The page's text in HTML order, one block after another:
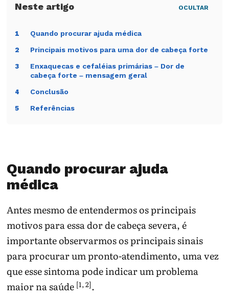
OCULTAR
1 Quando procurar ajuda médica
2 Principais motivos para uma dor de cabeça forte
3
Enxaquecas e cefaléias primárias – Dor de
cabeça forte – mensagem geral
4 Conclusão
5 Referências
Quando procurar ajuda
médica
Antes mesmo de entendermos os principais
motivos para essa dor de cabeça severa, é
importante observarmos os principais sinais
para procurar um pronto-atendimento, uma vez
que esse sintoma pode indicar um problema
maior na saúde [1, 2].